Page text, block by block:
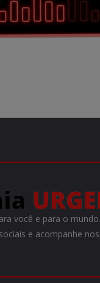
você e para o
e acompanhe